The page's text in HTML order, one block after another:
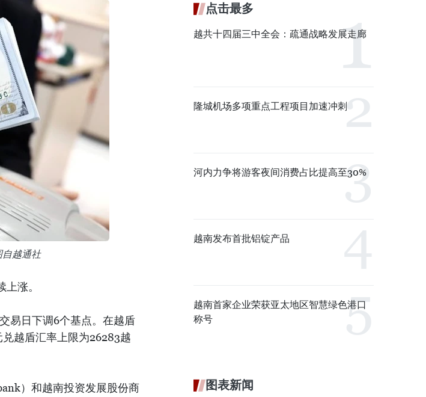
越通社
涨。
易日下调6个基点。在越盾
越盾汇率上限为26283越
）和越南投资发展股份商
点击最多
越共十四届三中全会：疏通战略发展走廊
隆城机场多项重点工程项目加速冲刺
河内力争将游客夜间消费占比提高至30%
越南发布首批铝锭产品
越南首家企业荣获亚太地区智慧绿色港口
称号
图表新闻